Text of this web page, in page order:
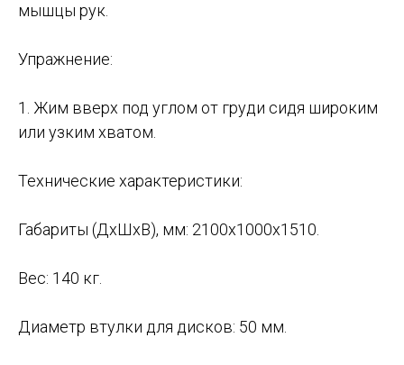
мышцы рук.
Упражнение:
1. Жим вверх под углом от груди сидя широким
или узким хватом.
Технические характеристики:
Габариты (ДхШхВ), мм: 2100х1000х1510.
Вес: 140 кг.
Диаметр втулки для дисков: 50 мм.